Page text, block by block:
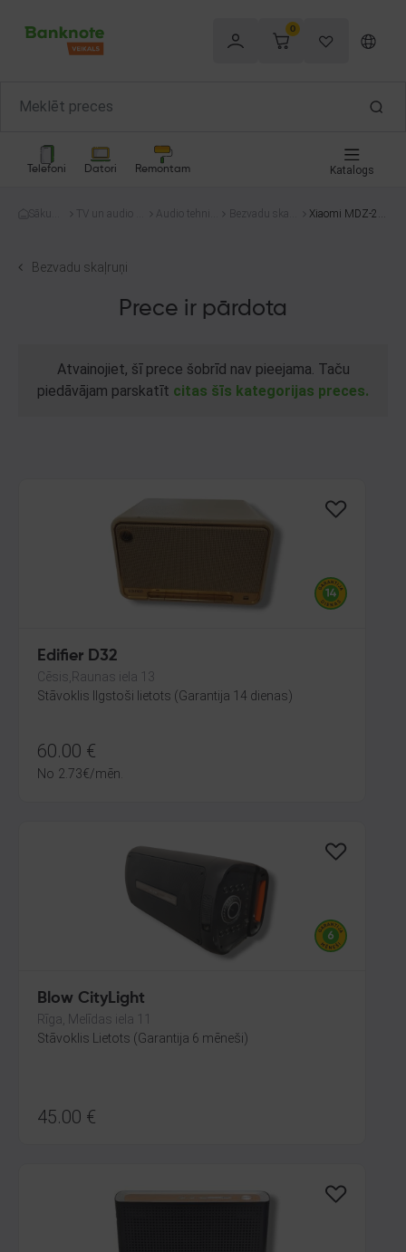
0
Telefoni Datori Remontam Katalogs
Sākum
TV un audio te
Audio tehnik
Bezvadu skaļr
Xiaomi MDZ-26-
Bezvadu skaļruņi
Prece ir pārdota
Atvainojiet, šī prece šobrīd nav pieejama. Taču
piedāvājam parskatīt citas šīs kategorijas preces.
Edifier D32
Cēsis,Raunas iela 13
Stāvoklis Ilgstoši lietots (Garantija 14 dienas)
60.00 €
No 2.73€/mēn.
Blow CityLight
Rīga, Melīdas iela 11
Stāvoklis Lietots (Garantija 6 mēneši)
45.00 €